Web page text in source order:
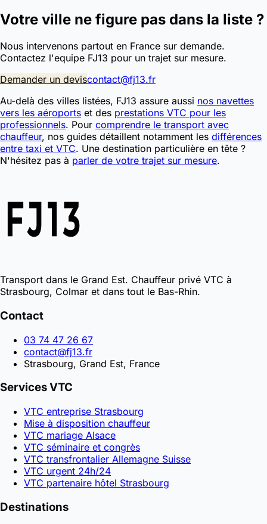
Votre ville ne figure pas dans la liste ?
Nous intervenons partout en France sur demande.
Contactez l'equipe FJ13 pour un trajet sur mesure.
Demander un deviscontact@fj13.fr
Au-delà des villes listées, FJ13 assure aussi nos navettes
vers les aéroports et des prestations VTC pour les
professionnels. Pour comprendre le transport avec
chauffeur, nos guides détaillent notamment les différences
entre taxi et VTC. Une destination particulière en tête ?
N'hésitez pas à parler de votre trajet sur mesure.
Transport dans le Grand Est. Chauffeur privé VTC à
Strasbourg, Colmar et dans tout le Bas-Rhin.
Contact
03 74 47 26 67
contact@fj13.fr
Strasbourg, Grand Est, France
Services VTC
VTC entreprise Strasbourg
Mise à disposition chauffeur
VTC mariage Alsace
VTC séminaire et congrès
VTC transfrontalier Allemagne Suisse
VTC urgent 24h/24
VTC partenaire hôtel Strasbourg
Destinations